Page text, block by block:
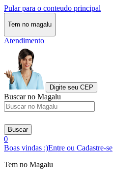
Pular para o conteudo principal
Tem no magalu
Atendimento
Digite seu CEP
Buscar no Magalu
Buscar
0
Boas vindas :)Entre ou Cadastre-se
Tem no Magalu